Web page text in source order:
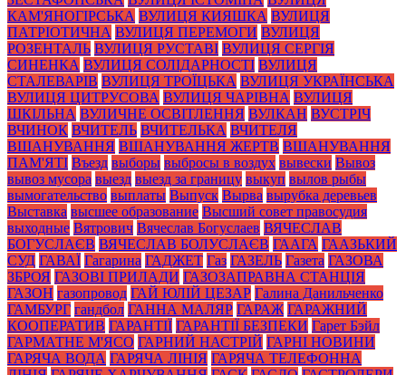
КАМ'ЯНОГІРСЬКА ВУЛИЦЯ КИЯШКА ВУЛИЦЯ
ПАТРІОТИЧНА ВУЛИЦЯ ПЕРЕМОГИ ВУЛИЦЯ
РОЗЕНТАЛЬ ВУЛИЦЯ РУСТАВІ ВУЛИЦЯ СЕРГІЯ
СИНЕНКА ВУЛИЦЯ СОЛІДАРНОСТІ ВУЛИЦЯ
СТАЛЕВАРІВ ВУЛИЦЯ ТРОЇЦЬКА ВУЛИЦЯ УКРАЇНСЬКА
ВУЛИЦЯ ЦИТРУСОВА ВУЛИЦЯ ЧАРІВНА ВУЛИЦЯ
ШКІЛЬНА ВУЛИЧНЕ ОСВІТЛЕННЯ ВУЛКАН ВУСТРІЧ
ВЧИНОК ВЧИТЕЛЬ ВЧИТЕЛЬКА ВЧИТЕЛЯ
ВШАНУВАННЯ ВШАНУВАННЯ ЖЕРТВ ВШАНУВАННЯ
ПАМ'ЯТІ Въезд выборы выбросы в воздух вывески Вывоз
вывоз мусора выезд выезд за границу выкуп вылов рыбы
вымогательство выплаты Выпуск Вырва вырубка деревьев
Выставка высшее образование Высший совет правосудия
выходные Вятрович Вячеслав Богуслаев ВЯЧЕСЛАВ
БОГУСЛАЄВ ВЯЧЕСЛАВ БОЛУСЛАЄВ ГААГА ГААЗЬКИЙ
СУД ГАВАЇ Гагарина ГАДЖЕТ Газ ГАЗЕЛЬ Газета ГАЗОВА
ЗБРОЯ ГАЗОВІ ПРИЛАДИ ГАЗОЗАПРАВНА СТАНЦІЯ
ГАЗОН газопровод ГАЙ ЮЛІЙ ЦЕЗАР Галина Данильченко
ГАМБУРГ гандбол ГАННА МАЛЯР ГАРАЖ ГАРАЖНИЙ
КООПЕРАТИВ ГАРАНТІЇ ГАРАНТІЇ БЕЗПЕКИ Гарет Бэйл
ГАРМАТНЕ М'ЯСО ГАРНИЙ НАСТРІЙ ГАРНІ НОВИНИ
ГАРЯЧА ВОДА ГАРЯЧА ЛІНІЯ ГАРЯЧА ТЕЛЕФОННА